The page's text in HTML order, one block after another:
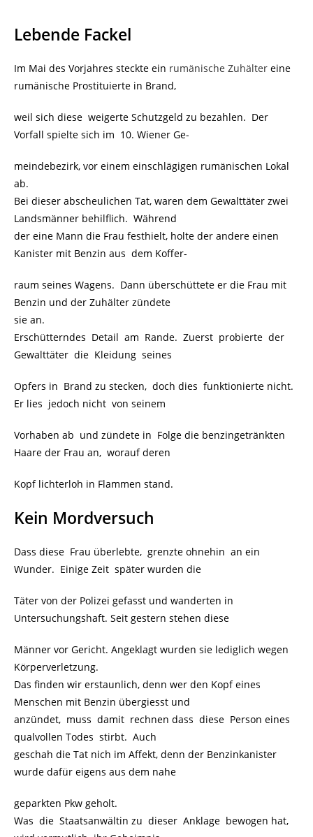
Lebende Fackel
Im Mai des Vorjahres steckte ein rumänische Zuhälter eine
rumänische Prostituierte in Brand,
weil sich diese weigerte Schutzgeld zu bezahlen. Der
Vorfall spielte sich im 10. Wiener Ge-
meindebezirk, vor einem einschlägigen rumänischen Lokal
ab.
Bei dieser abscheulichen Tat, waren dem Gewalttäter zwei
Landsmänner behilflich. Während
der eine Mann die Frau festhielt, holte der andere einen
Kanister mit Benzin aus dem Koffer-
raum seines Wagens. Dann überschüttete er die Frau mit
Benzin und der Zuhälter zündete
sie an.
Erschütterndes Detail am Rande. Zuerst probierte der
Gewalttäter die Kleidung seines
Opfers in Brand zu stecken, doch dies funktionierte nicht.
Er lies jedoch nicht von seinem
Vorhaben ab und zündete in Folge die benzingetränkten
Haare der Frau an, worauf deren
Kopf lichterloh in Flammen stand.
Kein Mordversuch
Dass diese Frau überlebte, grenzte ohnehin an ein
Wunder. Einige Zeit später wurden die
Täter von der Polizei gefasst und wanderten in
Untersuchungshaft. Seit gestern stehen diese
Männer vor Gericht. Angeklagt wurden sie lediglich wegen
Körperverletzung.
Das finden wir erstaunlich, denn wer den Kopf eines
Menschen mit Benzin übergiesst und
anzündet, muss damit rechnen dass diese Person eines
qualvollen Todes stirbt. Auch
geschah die Tat nich im Affekt, denn der Benzinkanister
wurde dafür eigens aus dem nahe
geparkten Pkw geholt.
Was die Staatsanwältin zu dieser Anklage bewogen hat,